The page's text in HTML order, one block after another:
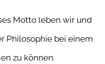
Motto leben wir und
Philosophie bei einem
zu können.